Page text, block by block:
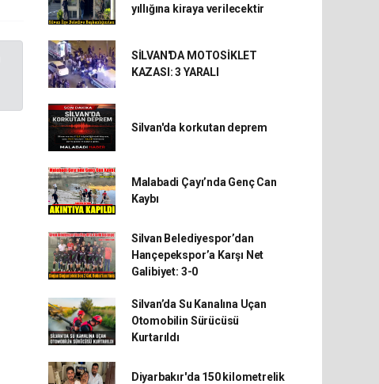
yıllığına kiraya verilecektir
SİLVAN'DA MOTOSİKLET
KAZASI: 3 YARALI
Silvan'da korkutan deprem
Malabadi Çayı’nda Genç Can
Kaybı
Silvan Belediyespor’dan
Hançepekspor’a Karşı Net
Galibiyet: 3-0
Silvan’da Su Kanalına Uçan
Otomobilin Sürücüsü
Kurtarıldı
Diyarbakır'da 150 kilometrelik